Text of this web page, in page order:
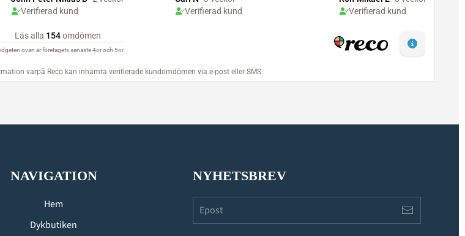
NAVIGATION
Hem
Dykbutiken
NYHETSBREV